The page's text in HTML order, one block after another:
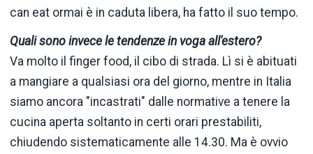
can eat ormai è in caduta libera, ha fatto il suo tempo.
Quali sono invece le tendenze in voga all'estero?
Va molto il finger food, il cibo di strada. Lì si è abituati
a mangiare a qualsiasi ora del giorno, mentre in Italia
siamo ancora "incastrati" dalle normative a tenere la
cucina aperta soltanto in certi orari prestabiliti,
chiudendo sistematicamente alle 14.30. Ma è ovvio